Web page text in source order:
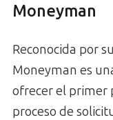
Moneyman
Reconocida por
Moneyman es
ofrecer el primer
proceso de